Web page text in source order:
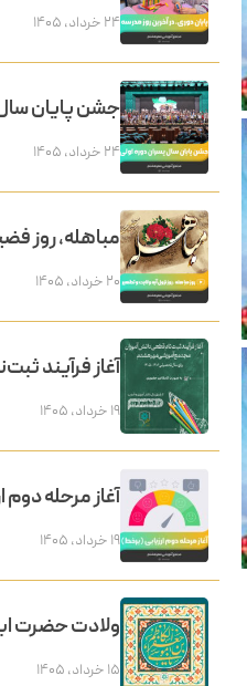
۲۴ خرداد, ۱۴۰۵
جشن پایان
۲۴ خرداد, ۱۴۰۵
مباهله، روز
۲۰ خرداد, ۱۴۰۵
آغاز فرآیند
۱۹ خرداد, ۱۴۰۵
آغاز مرحله دوم
۱۹ خرداد, ۱۴۰۵
ولادت حضرت
۱۵ خرداد, ۱۴۰۵